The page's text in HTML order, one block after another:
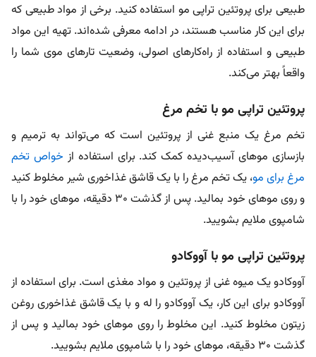
طبیعی برای پروتئین تراپی مو استفاده کنید. برخی از مواد طبیعی که
برای این کار مناسب هستند، در ادامه معرفی شده‌اند. تهیه این مواد
طبیعی و استفاده از راه‌کارهای اصولی، وضعیت تارهای موی شما را
واقعاً بهتر می‌کند.
پروتئین تراپی مو با تخم مرغ
تخم مرغ یک منبع غنی از پروتئین است که می‌تواند به ترمیم و
بازسازی موهای آسیب‌دیده کمک کند. برای استفاده از خواص تخم
مرغ برای مو، یک تخم مرغ را با یک قاشق غذاخوری شیر مخلوط کنید
و روی موهای خود بمالید. پس از گذشت ۳۰ دقیقه، موهای خود را با
شامپوی ملایم بشویید.
پروتئین تراپی مو با آووکادو
آووکادو یک میوه غنی از پروتئین و مواد مغذی است. برای استفاده از
آووکادو برای این کار، یک آووکادو را له و با یک قاشق غذاخوری روغن
زیتون مخلوط کنید. این مخلوط را روی موهای خود بمالید و پس از
گذشت ۳۰ دقیقه، موهای خود را با شامپوی ملایم بشویید.